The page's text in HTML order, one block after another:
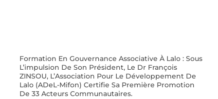
Formation En Gouvernance Associative À Lalo : Sous
L’impulsion De Son Président, Le Dr François
ZINSOU, L’Association Pour Le Développement De
Lalo (ADeL-Mifon) Certifie Sa Première Promotion
De 33 Acteurs Communautaires.